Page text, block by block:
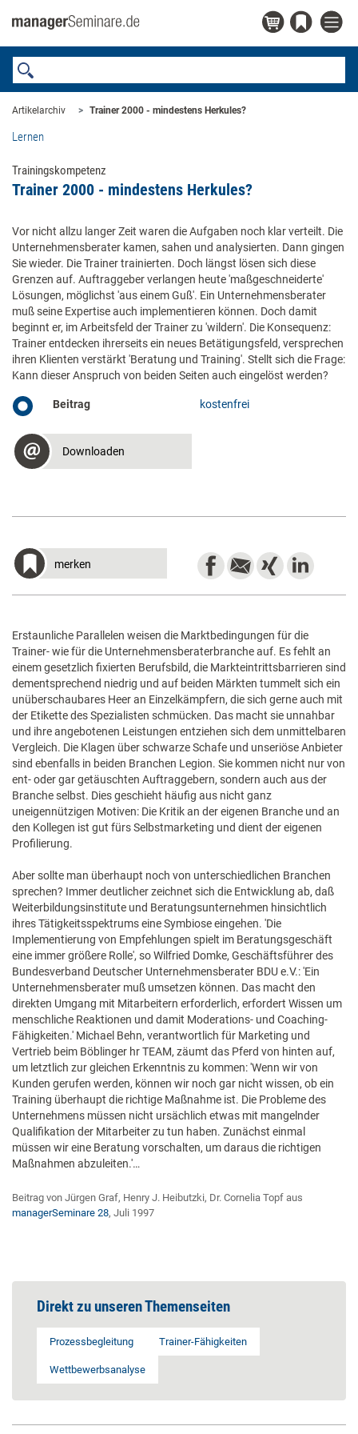
Artikelarchiv Trainer 2000 - mindestens Herkules?
Lernen
Trainingskompetenz
Trainer 2000 - mindestens Herkules?
Vor nicht allzu langer Zeit waren die Aufgaben noch klar verteilt. Die
Unternehmensberater kamen, sahen und analysierten. Dann gingen
Sie wieder. Die Trainer trainierten. Doch längst lösen sich diese
Grenzen auf. Auftraggeber verlangen heute 'maßgeschneiderte'
Lösungen, möglichst 'aus einem Guß'. Ein Unternehmensberater
muß seine Expertise auch implementieren können. Doch damit
beginnt er, im Arbeitsfeld der Trainer zu 'wildern'. Die Konsequenz:
Trainer entdecken ihrerseits ein neues Betätigungsfeld, versprechen
ihren Klienten verstärkt 'Beratung und Training'. Stellt sich die Frage:
Kann dieser Anspruch von beiden Seiten auch eingelöst werden?
Beitrag kostenfrei
Downloaden
merken
Erstaunliche Parallelen weisen die Marktbedingungen für die
Trainer- wie für die Unternehmensberaterbranche auf. Es fehlt an
einem gesetzlich fixierten Berufsbild, die Markteintrittsbarrieren sind
dementsprechend niedrig und auf beiden Märkten tummelt sich ein
unüberschaubares Heer an Einzelkämpfern, die sich gerne auch mit
der Etikette des Spezialisten schmücken. Das macht sie unnahbar
und ihre angebotenen Leistungen entziehen sich dem unmittelbaren
Vergleich. Die Klagen über schwarze Schafe und unseriöse Anbieter
sind ebenfalls in beiden Branchen Legion. Sie kommen nicht nur von
ent- oder gar getäuschten Auftraggebern, sondern auch aus der
Branche selbst. Dies geschieht häufig aus nicht ganz
uneigennützigen Motiven: Die Kritik an der eigenen Branche und an
den Kollegen ist gut fürs Selbstmarketing und dient der eigenen
Profilierung.
Aber sollte man überhaupt noch von unterschiedlichen Branchen
sprechen? Immer deutlicher zeichnet sich die Entwicklung ab, daß
Weiterbildungsinstitute und Beratungsunternehmen hinsichtlich
ihres Tätigkeitsspektrums eine Symbiose eingehen. 'Die
Implementierung von Empfehlungen spielt im Beratungsgeschäft
eine immer größere Rolle', so Wilfried Domke, Geschäftsführer des
Bundesverband Deutscher Unternehmensberater BDU e.V.: 'Ein
Unternehmensberater muß umsetzen können. Das macht den
direkten Umgang mit Mitarbeitern erforderlich, erfordert Wissen um
menschliche Reaktionen und damit Moderations- und Coaching-
Fähigkeiten.' Michael Behn, verantwortlich für Marketing und
Vertrieb beim Böblinger hr TEAM, zäumt das Pferd von hinten auf,
um letztlich zur gleichen Erkenntnis zu kommen: 'Wenn wir von
Kunden gerufen werden, können wir noch gar nicht wissen, ob ein
Training überhaupt die richtige Maßnahme ist. Die Probleme des
Unternehmens müssen nicht ursächlich etwas mit mangelnder
Qualifikation der Mitarbeiter zu tun haben. Zunächst einmal
müssen wir eine Beratung vorschalten, um daraus die richtigen
Maßnahmen abzuleiten.'…
Beitrag von Jürgen Graf, Henry J. Heibutzki, Dr. Cornelia Topf aus
managerSeminare 28, Juli 1997
Direkt zu unseren Themenseiten
Prozessbegleitung Trainer-Fähigkeiten
Wettbewerbsanalyse